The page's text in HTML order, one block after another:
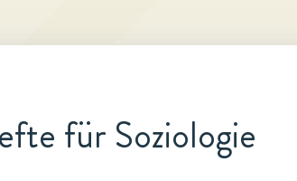
für Soziologie